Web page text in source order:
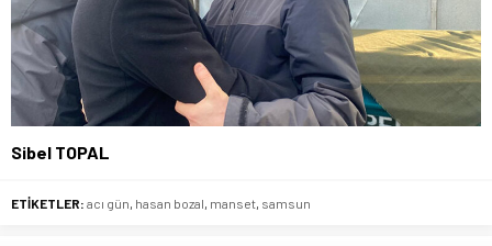
Sibel TOPAL
ETİKETLER: acı gün, hasan bozal, manset, samsun